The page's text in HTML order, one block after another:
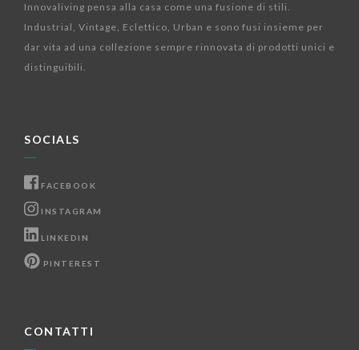
Innovaliving pensa alla casa come una fusione di stili.
Industrial, Vintage, Eclettico, Urban e sono fusi insieme per
dar vita ad una collezione sempre rinnovata di prodotti unici e
distinguibili.
SOCIALS
FACEBOOK
INSTAGRAM
LINKEDIN
PINTEREST
CONTATTI